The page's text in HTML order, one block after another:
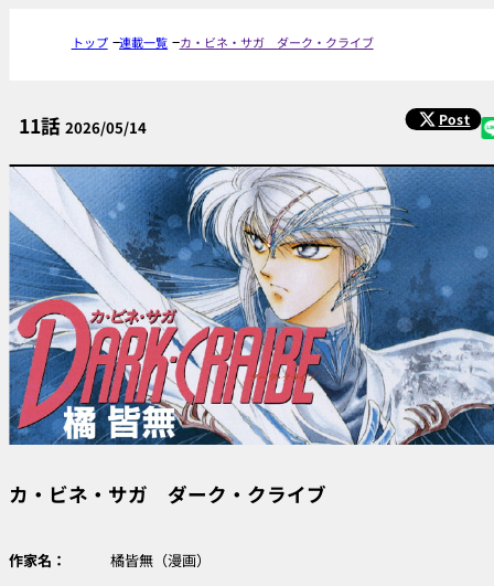
トップ 連載一覧 カ・ビネ・サガ ダーク・クライブ
11話 2026/05/14 Post
カ・ビネ・サガ ダーク・クライブ
作家名： 橘皆無（漫画）